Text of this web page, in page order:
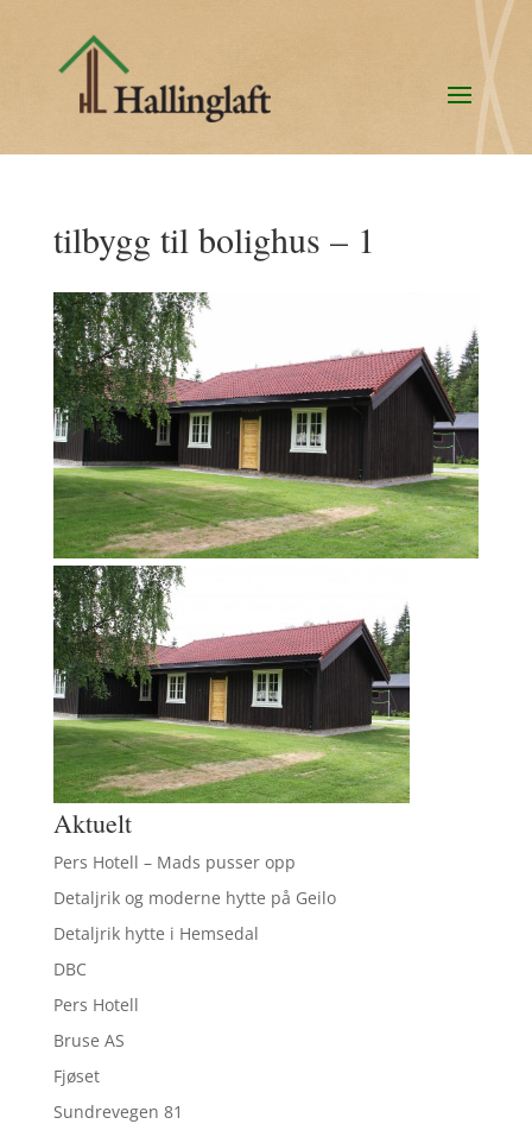
tilbygg til bolighus – 1
Aktuelt
Pers Hotell – Mads pusser opp
Detaljrik og moderne hytte på Geilo
Detaljrik hytte i Hemsedal
DBC
Pers Hotell
Bruse AS
Fjøset
Sundrevegen 81